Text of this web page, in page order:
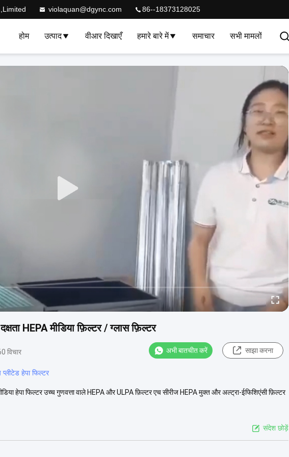
violaquan@dgync.com 86--18373128025
होम उत्पाद वीआर दिखाएँ हमारे बारे में समाचार सभी मामलों
HEPA मीडिया फ़िल्टर / ग्लास फ़िल्टर
विचार अभी बातचीत करें साझा करना
प्लीटेड हेपा फिल्टर
हेपा फिल्टर उच्च गुणवत्ता वाले HEPA और ULPA फ़िल्टर एच सीरीज HEPA मुक्त और अल्ट्रा-ईफिशिएंसी फ़िल्टर
संदेश छोड़ें